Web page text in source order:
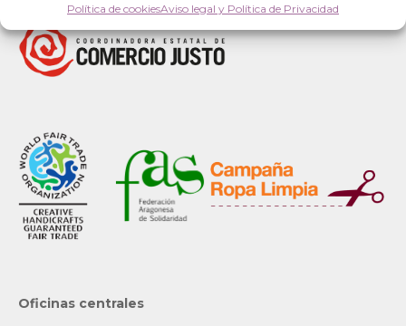
Política de cookiesAviso legal y Política de Privacidad
Oficinas centrales